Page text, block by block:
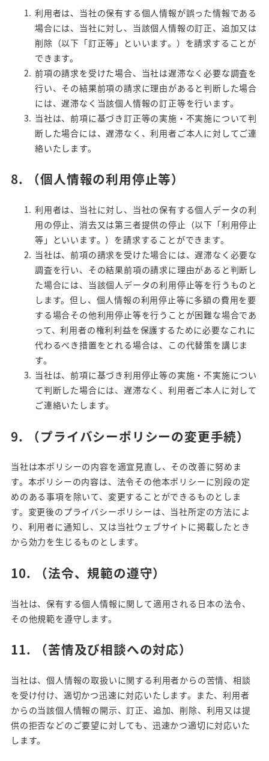
利用者は、当社の保有する個人情報が誤った情報である
場合には、当社に対し、当該個人情報の訂正、追加又は
削除（以下「訂正等」といいます。）を請求することが
できます。
前項の請求を受けた場合、当社は遅滞なく必要な調査を
行い、その結果前項の請求に理由があると判断した場合
には、遅滞なく当該個人情報の訂正等を行います。
当社は、前項に基づき訂正等の実施・不実施について判
断した場合には、遅滞なく、利用者ご本人に対してご連
絡いたします。
8. （個人情報の利用停止等）
利用者は、当社に対し、当社の保有する個人データの利
用の停止、消去又は第三者提供の停止（以下「利用停止
等」といいます。）を請求することができます。
当社は、前項の請求を受けた場合には、遅滞なく必要な
調査を行い、その結果前項の請求に理由があると判断し
た場合には、当該個人データの利用停止等を行うものと
します。但し、個人情報の利用停止等に多額の費用を要
する場合その他利用停止等を行うことが困難な場合であ
って、利用者の権利利益を保護するために必要なこれに
代わるべき措置をとれる場合は、この代替策を講じま
す。
当社は、前項に基づき利用停止等の実施・不実施につい
て判断した場合には、遅滞なく、利用者ご本人に対して
ご連絡いたします。
9. （プライバシーポリシーの変更手続）
当社は本ポリシーの内容を適宜見直し、その改善に努めま
す。本ポリシーの内容は、法令その他本ポリシーに別段の定
めのある事項を除いて、変更することができるものとしま
す。変更後のプライバシーポリシーは、当社所定の方法によ
り、利用者に通知し、又は当社ウェブサイトに掲載したとき
から効力を生じるものとします。
10. （法令、規範の遵守）
当社は、保有する個人情報に関して適用される日本の法令、
その他規範を遵守します。
11. （苦情及び相談への対応）
当社は、個人情報の取扱いに関する利用者からの苦情、相談
を受け付け、適切かつ迅速に対応いたします。また、利用者
からの当該個人情報の開示、訂正、追加、削除、利用又は提
供の拒否などのご要望に対しても、迅速かつ適切に対応いた
します。